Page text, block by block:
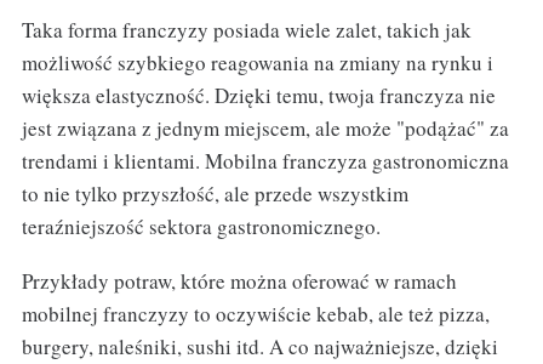
Taka forma franczyzy posiada wiele zalet, takich jak
możliwość szybkiego reagowania na zmiany na rynku i
większa elastyczność. Dzięki temu, twoja franczyza nie
jest związana z jednym miejscem, ale może "podążać" za
trendami i klientami. Mobilna franczyza gastronomiczna
to nie tylko przyszłość, ale przede wszystkim
teraźniejszość sektora gastronomicznego.
Przykłady potraw, które można oferować w ramach
mobilnej franczyzy to oczywiście kebab, ale też pizza,
burgery, naleśniki, sushi itd. A co najważniejsze, dzięki